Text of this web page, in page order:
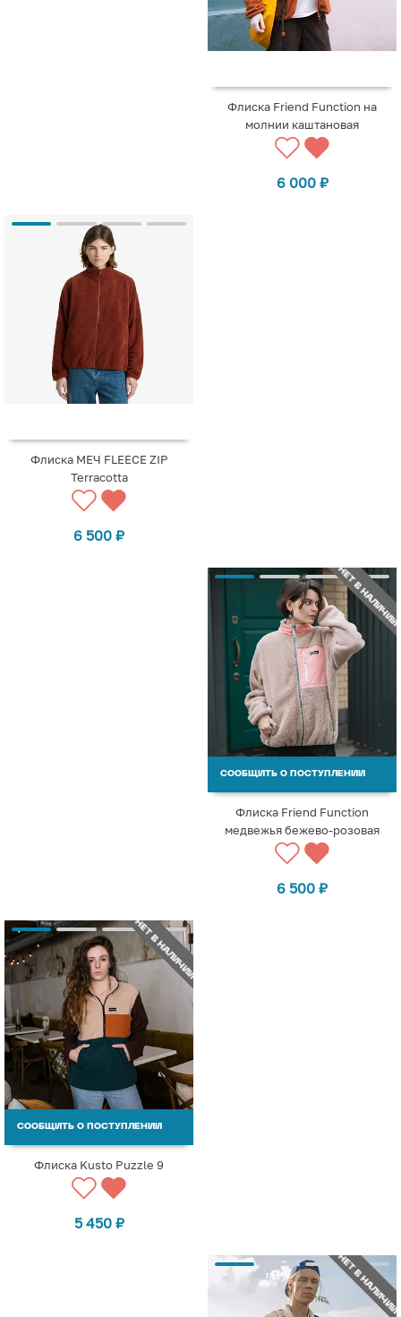
Флиска Friend Function на
молнии каштановая
6 000 ₽
Флиска МЕЧ FLEECE ZIP
Terracotta
6 500 ₽
НЕТ В НАЛИЧИИ
СООБЩИТЬ О ПОСТУПЛЕНИИ
Флиска Friend Function
медвежья бежево-розовая
6 500 ₽
НЕТ В НАЛИЧИИ
СООБЩИТЬ О ПОСТУПЛЕНИИ
Флиска Kusto Puzzle 9
5 450 ₽
НЕТ В НАЛИЧИИ